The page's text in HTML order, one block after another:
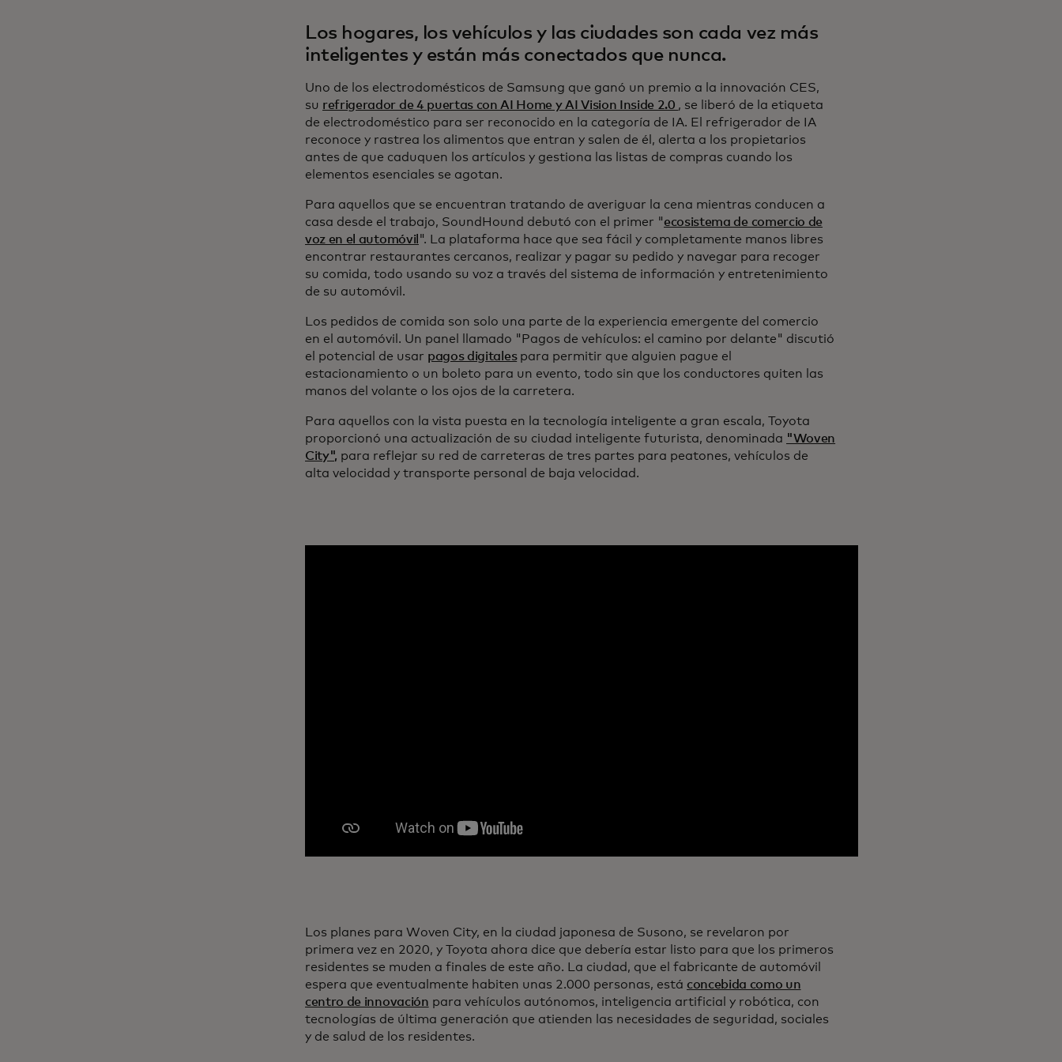
Los hogares, los vehículos y las ciudades son cada vez más
inteligentes y están más conectados que nunca.
Uno de los electrodomésticos de Samsung que ganó un premio a la innovación CES,
su refrigerador de 4 puertas con AI Home y AI Vision Inside 2.0 , se liberó de la etiqueta
de electrodoméstico para ser reconocido en la categoría de IA. El refrigerador de IA
reconoce y rastrea los alimentos que entran y salen de él, alerta a los propietarios
antes de que caduquen los artículos y gestiona las listas de compras cuando los
elementos esenciales se agotan.
Para aquellos que se encuentran tratando de averiguar la cena mientras conducen a
casa desde el trabajo, SoundHound debutó con el primer "ecosistema de comercio de
voz en el automóvil ". La plataforma hace que sea fácil y completamente manos libres
encontrar restaurantes cercanos, realizar y pagar su pedido y navegar para recoger
su comida, todo usando su voz a través del sistema de información y entretenimiento
de su automóvil.
Los pedidos de comida son solo una parte de la experiencia emergente del comercio
en el automóvil. Un panel llamado "Pagos de vehículos: el camino por delante" discutió
el potencial de usar pagos digitalespara permitir que alguien pague el
estacionamiento o un boleto para un evento, todo sin que los conductores quiten las
manos del volante o los ojos de la carretera.
Para aquellos con la vista puesta en la tecnología inteligente a gran escala, Toyota
proporcionó una actualización de su ciudad inteligente futurista, denominada "Woven
City", para reflejar su red de carreteras de tres partes para peatones, vehículos de
alta velocidad y transporte personal de baja velocidad.
Los planes para Woven City, en la ciudad japonesa de Susono, se revelaron por
primera vez en 2020, y Toyota ahora dice que debería estar listo para que los primeros
residentes se muden a finales de este año. La ciudad, que el fabricante de automóvil
espera que eventualmente habiten unas 2.000 personas, está concebida como un
centro de innovación para vehículos autónomos, inteligencia artificial y robótica, con
tecnologías de última generación que atienden las necesidades de seguridad, sociales
y de salud de los residentes.